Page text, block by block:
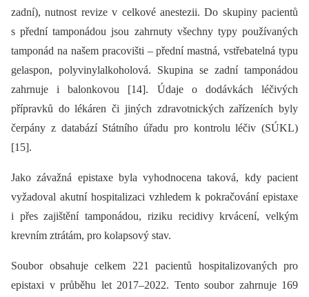
zadní), nutnost revize v celkové anestezii. Do skupiny pacientů
s přední tamponádou jsou zahrnuty všechny typy používaných
tamponád na našem pracovišti –⁠ přední mastná, vstřebatelná typu
gelaspon, polyvinylalkoholová. Skupina se zadní tamponádou
zahrnuje i balonkovou [14]. Údaje o dodávkách léčivých
přípravků do lékáren či jiných zdravotnických zařízeních byly
čerpány z databází Státního úřadu pro kontrolu léčiv (SÚKL)
[15].
Jako závažná epistaxe byla vyhodnocena taková, kdy pacient
vyžadoval akutní hospitalizaci vzhledem k pokračování epistaxe
i přes zajištění tamponádou, riziku recidivy krvácení, velkým
krevním ztrátám, pro kolapsový stav.
Soubor obsahuje celkem 221 pacientů hospitalizovaných pro
epistaxi v průběhu let 2017–2022. Tento soubor zahrnuje 169